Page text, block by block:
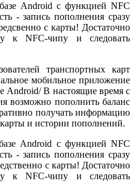
Android с функцией NFC
- запись пополнения сразу
с карты! Достаточно
к NFC-чипу и следовать
транспортных карт
мобильное приложение
Android/ В настоящие время с
возможно пополнить баланс
получать информацию
и истории пополнений.
Android с функцией NFC
- запись пополнения сразу
с карты! Достаточно
к NFC-чипу и следовать